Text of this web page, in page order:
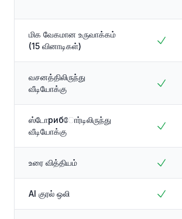
மிக வேகமான உருவாக்கம்
(15 வினாடிகள்)
வசனத்திலிருந்து
வீடியோக்கு
ஸ்டோрибோர்டிலிருந்து
வீடியோக்கு
உரை வித்தியம்
AI குரல் ஒலி